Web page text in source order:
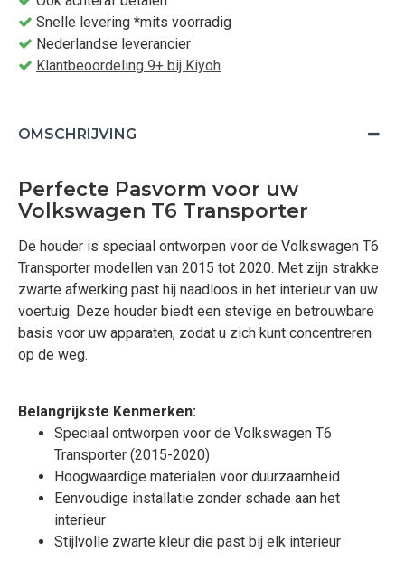
Snelle levering *mits voorradig
Nederlandse leverancier
Klantbeoordeling 9+ bij Kiyoh
OMSCHRIJVING
Perfecte Pasvorm voor uw
Volkswagen T6 Transporter
De houder is speciaal ontworpen voor de Volkswagen T6
Transporter modellen van 2015 tot 2020. Met zijn strakke
zwarte afwerking past hij naadloos in het interieur van uw
voertuig. Deze houder biedt een stevige en betrouwbare
basis voor uw apparaten, zodat u zich kunt concentreren
op de weg.
Belangrijkste Kenmerken:
Speciaal ontworpen voor de Volkswagen T6
Transporter (2015-2020)
Hoogwaardige materialen voor duurzaamheid
Eenvoudige installatie zonder schade aan het
interieur
Stijlvolle zwarte kleur die past bij elk interieur